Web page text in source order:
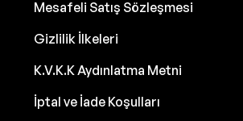
Mesafeli Satış Sözleşmesi
Gizlilik İlkeleri
K.V.K.K Aydınlatma Metni
İptal ve İade Koşulları